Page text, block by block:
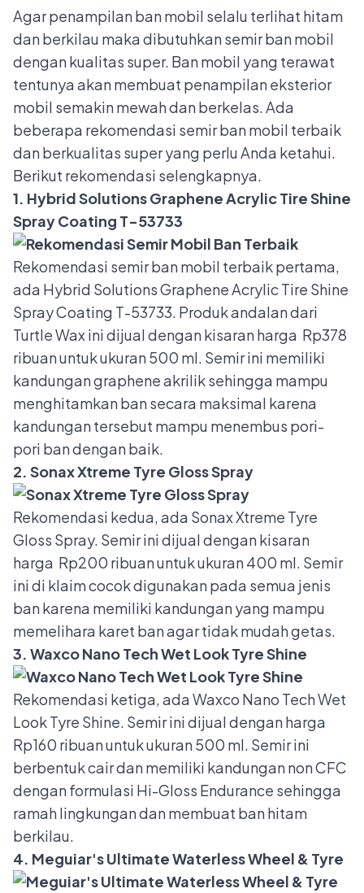
Agar penampilan ban mobil selalu terlihat hitam
dan berkilau maka dibutuhkan semir ban mobil
dengan kualitas super. Ban mobil yang terawat
tentunya akan membuat penampilan eksterior
mobil semakin mewah dan berkelas.Ada
beberapa rekomendasi semir ban mobil terbaik
dan berkualitas super yang perlu Anda ketahui.
Berikut rekomendasi selengkapnya.
1. Hybrid Solutions Graphene Acrylic Tire Shine
Spray Coating T-53733
Rekomendasi semir ban mobil terbaik pertama,
ada Hybrid Solutions Graphene Acrylic Tire Shine
Spray Coating T-53733. Produk andalan dari
Turtle Wax ini dijual dengan kisaran harga Rp378
ribuan untuk ukuran 500 ml. Semir ini memiliki
kandungan graphene akrilik sehingga mampu
menghitamkan ban secara maksimal karena
kandungan tersebut mampu menembus pori-
pori ban dengan baik.
2. Sonax Xtreme Tyre Gloss Spray
Rekomendasi kedua, ada Sonax Xtreme Tyre
Gloss Spray. Semir ini dijual dengan kisaran
harga Rp200 ribuan untuk ukuran 400 ml. Semir
ini di klaim cocok digunakan pada semua jenis
ban karena memiliki kandungan yang mampu
memelihara karet ban agar tidak mudah getas.
3. Waxco Nano Tech Wet Look Tyre Shine
Rekomendasi ketiga, ada Waxco Nano Tech Wet
Look Tyre Shine. Semir ini dijual dengan harga
Rp160 ribuan untuk ukuran 500 ml. Semir ini
berbentuk cair dan memiliki kandungan non CFC
dengan formulasi Hi-Gloss Endurance sehingga
ramah lingkungan dan membuat ban hitam
berkilau.
4. Meguiar's Ultimate Waterless Wheel & Tyre